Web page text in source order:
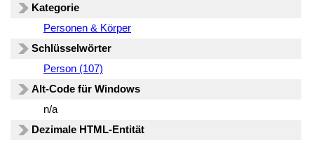
Kategorie
Personen & Körper
Schlüsselwörter
Person (107)
Alt-Code für Windows
n/a
Dezimale HTML-Entität